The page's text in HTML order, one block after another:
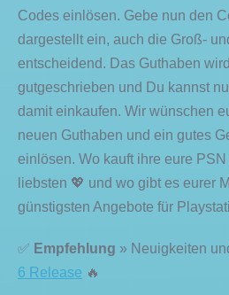
Codes einlösen. Gebe nun den
dargestellt ein, auch die Groß-
entscheidend. Das Guthaben
gutgeschrieben und Du kannst
damit einkaufen. Wir wünschen
neuen Guthaben und ein gutes
einlösen. Wo kauft ihre eure
liebsten 💖 und wo gibt es eurer
günstigsten Angebote für
✅ Empfehlung » Neuigkeiten
6 Release 🔥